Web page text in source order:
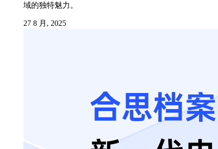
域的独特魅力。
27 8 月, 2025